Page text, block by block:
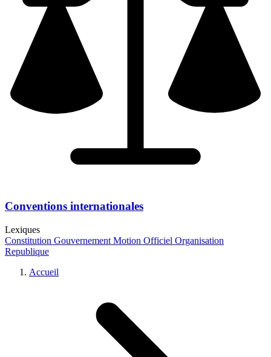
Conventions internationales
Lexiques
Constitution Gouvernement Motion Officiel Organisation
Republique
Accueil